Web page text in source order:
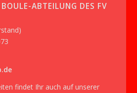
ABTEILUNG DES FV
findet Ihr auch auf unserer